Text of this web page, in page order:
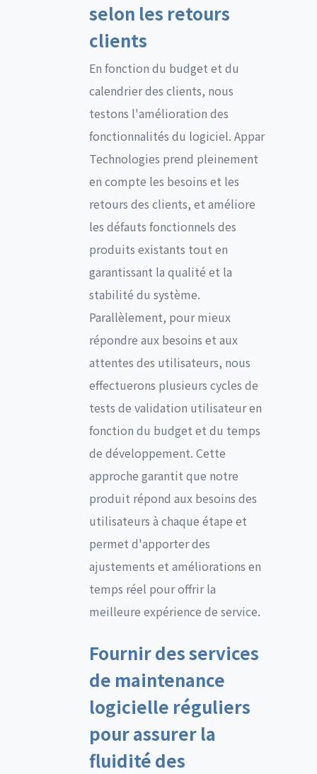
selon les retours
clients
En fonction du budget et du
calendrier des clients, nous
testons l'amélioration des
fonctionnalités du logiciel. Appar
Technologies prend pleinement
en compte les besoins et les
retours des clients, et améliore
les défauts fonctionnels des
produits existants tout en
garantissant la qualité et la
stabilité du système.
Parallèlement, pour mieux
répondre aux besoins et aux
attentes des utilisateurs, nous
effectuerons plusieurs cycles de
tests de validation utilisateur en
fonction du budget et du temps
de développement. Cette
approche garantit que notre
produit répond aux besoins des
utilisateurs à chaque étape et
permet d'apporter des
ajustements et améliorations en
temps réel pour offrir la
meilleure expérience de service.
Fournir des services
de maintenance
logicielle réguliers
pour assurer la
fluidité des